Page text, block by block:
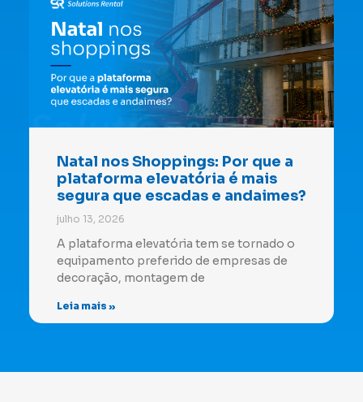
Natal nos Shoppings: Por que a
plataforma elevatória é mais
segura que escadas e andaimes?
julho 13, 2026
A plataforma elevatória tem se tornado o
equipamento preferido de empresas de
decoração, montagem de
Leia mais »